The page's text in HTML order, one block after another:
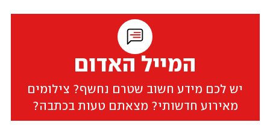
המייל האדום
יש לכם מידע חשוב שטרם נחשף? צילומים
מאירוע חדשותי? מצאתם טעות בכתבה?